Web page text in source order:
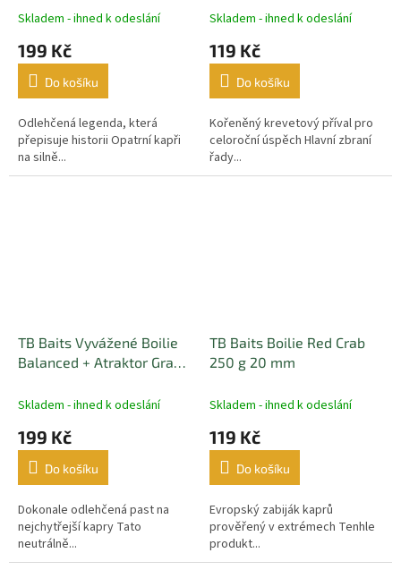
mm
Skladem - ihned k odeslání
199 Kč
Do košíku
Odlehčená legenda, která
přepisuje historii Opatrní kapři
na silně...
Skladem - ihned k odeslání
119 Kč
Do košíku
Kořeněný krevetový příval pro
celoroční úspěch Hlavní zbraní
řady...
TB Baits Vyvážené Boilie
Balanced + Atraktor Grand
Skladem - ihned k odeslání
199 Kč
Do košíku
Dokonale odlehčená past na
nejchytřejší kapry Tato
neutrálně...
TB Baits Boilie Red Crab
250 g 20 mm
Skladem - ihned k odeslání
119 Kč
Do košíku
Evropský zabiják kaprů
prověřený v extrémech Tenhle
produkt...